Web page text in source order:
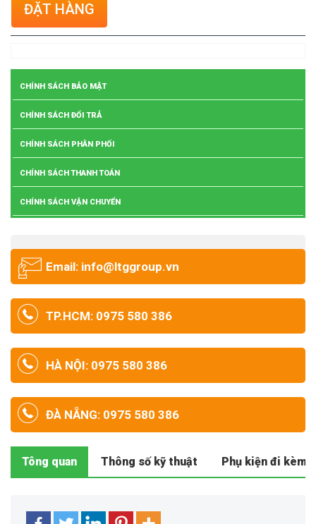
ĐẶT HÀNG
CHÍNH SÁCH BẢO MẬT
CHÍNH SÁCH ĐỔI TRẢ
CHÍNH SÁCH PHÂN PHỐI
CHÍNH SÁCH THANH TOÁN
CHÍNH SÁCH VẬN CHUYỂN
Email: info@ltggroup.vn
TP.HCM: 0975 580 386
HÀ NỘI: 0975 580 386
ĐÀ NẴNG: 0975 580 386
Tông quan Thông số kỹ thuật Phụ kiện đi kèm